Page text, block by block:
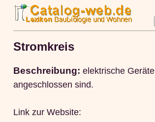
Stromkreis
Beschreibung: elektrische
angeschlossen sind.
Link zur Website: